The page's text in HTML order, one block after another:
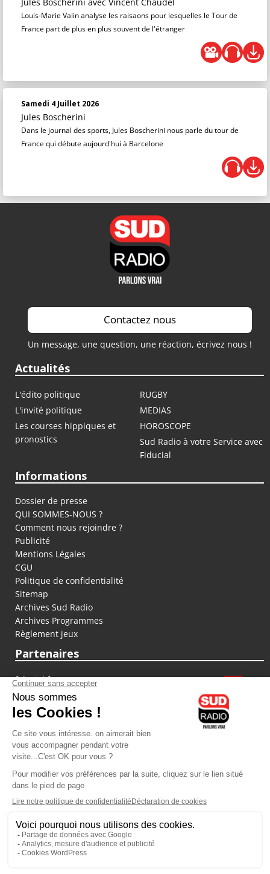
Louis-Marie Valin analyse les raisaons pour lesquelles le Tour de
France part de plus en plus souvent de l'étranger
Samedi 4 Juillet 2026
Jules Boscherini
Dans le journal des sports, Jules Boscherini nous parle du tour de
France qui débute aujourd'hui à Barcelone
Contactez nous
Un message, une question, une réaction, écrivez nous !
Actualités
L'édito politique
RUGBY
L'invité politique
MEDIAS
Les courses hippiques et
pronostics
HOROSCOPE
Sud Radio à votre Service avec
Fiducial
Informations
Dossier de presse
QUI SOMMES-NOUS ?
Comment nous rejoindre ?
Publicité
Mentions Légales
CGU
Politique de confidentialité
Sitemap
Archives Sud Radio
Archives Programmes
Règlement jeux
Partenaires
fiducial.fr
lyoncapitale.fr
olympique-et-lyonnais.com
L'application Iphone / Android
Téléchargez l'application
Les cookies
Gestion des cookies
Crédit photos : ©Sud Radio / Pierre Olivier